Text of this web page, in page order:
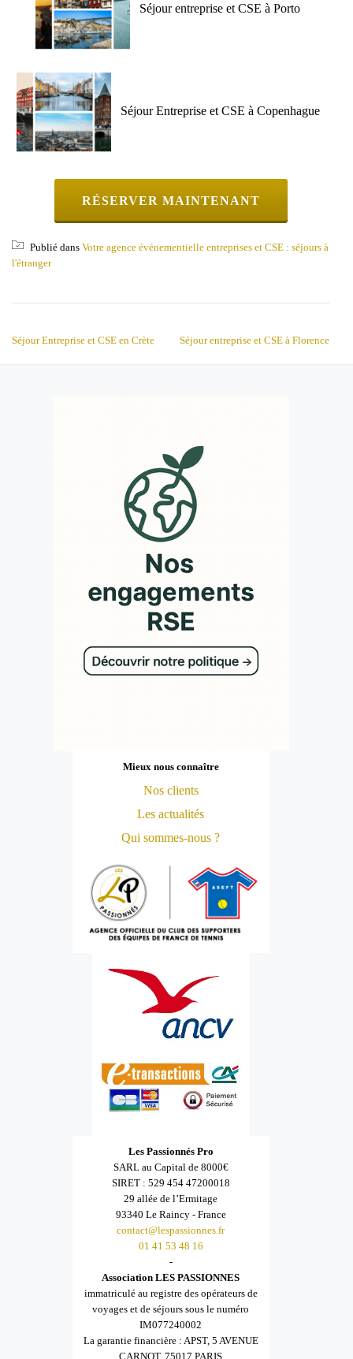
Séjour entreprise et CSE à Porto
Séjour Entreprise et CSE à Copenhague
RÉSERVER MAINTENANT
Publié dans Votre agence événementielle entreprises et CSE : séjours à
l'étranger
Séjour Entreprise et CSE en Crète Séjour entreprise et CSE à Florence
Mieux nous connaître
Nos clients
Les actualités
Qui sommes-nous ?
Les Passionnés Pro
SARL au Capital de 8000€
SIRET : 529 454 47200018
29 allée de l’Ermitage
93340 Le Raincy - France
contact@lespassionnes.fr
01 41 53 48 16
-
Association LES PASSIONNES
immatriculé au registre des opérateurs de
voyages et de séjours sous le numéro
IM077240002
La garantie financière : APST, 5 AVENUE
CARNOT, 75017 PARIS